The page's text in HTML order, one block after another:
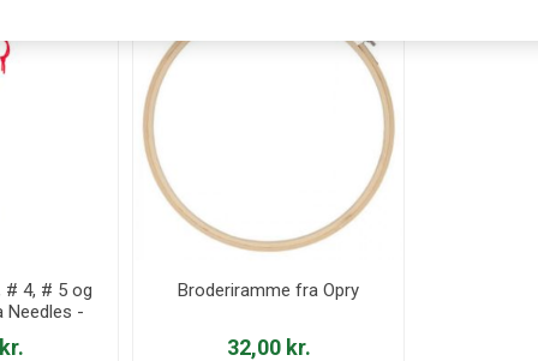
# 4, # 5 og
Needles -
Broderiramme fra Opry
32,00 kr.